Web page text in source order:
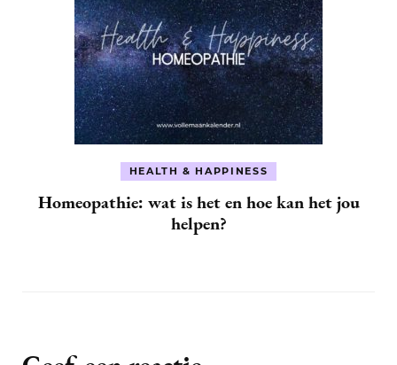
HEALTH & HAPPINESS
Homeopathie: wat is het en hoe kan het jou
helpen?